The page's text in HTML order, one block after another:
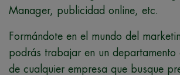
Manager, publicidad online, etc.
Formándote en el mundo del
podrás trabajar en un departamento
de cualquier empresa que busque